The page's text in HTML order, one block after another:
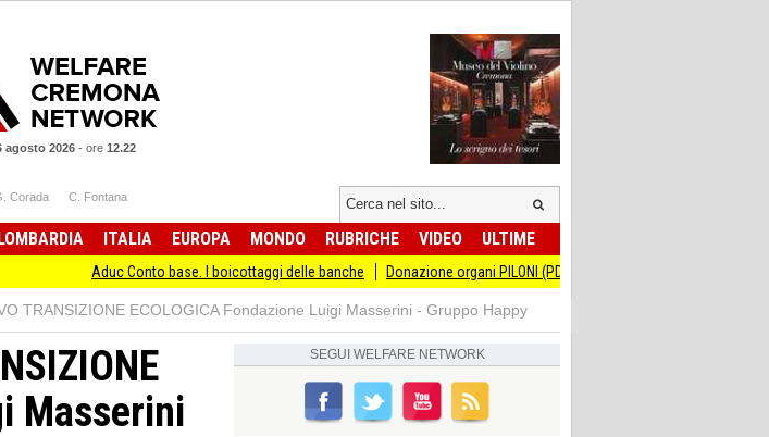
agosto 2026- ore 12.22
Corada C. Fontana
ITALIA EUROPA MONDO RUBRICHE VIDEO ULTIME
Aduc Conto base. I boicottaggi delle banche Donazione organi PILONI (PD):GRAZIE A UN NOSTRO
TRANSIZIONE ECOLOGICA Fondazione Luigi Masserini - Gruppo Happy
Masserini
SEGUI WELFARE NETWORK